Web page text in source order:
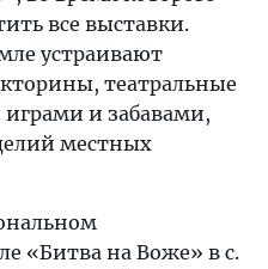
все выставки.
устраивают
театральные
играми и забавами,
местных
«Битва на Воже» в с.